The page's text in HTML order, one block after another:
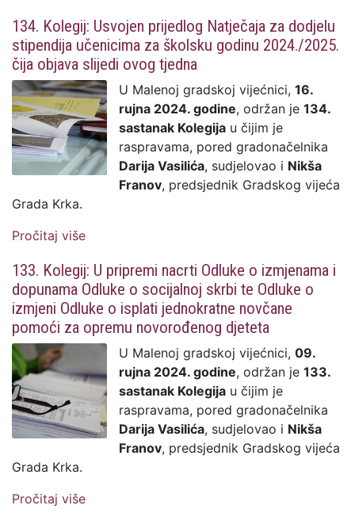
krčkim srednjoškolcima i studentima;
prihvaćen poziv za sudjelovanje u projektu
COMMITMENT
134. Kolegij: Usvojen prijedlog Natječaja za dodjelu
stipendija učenicima za školsku godinu 2024./2025.
čija objava slijedi ovog tjedna
U Malenoj gradskoj vijećnici, 16.
rujna 2024. godine, održan je 134.
sastanak Kolegija u čijim je
raspravama, pored gradonačelnika
Darija Vasilića, sudjelovao i Nikša
Franov, predsjednik Gradskog vijeća
Grada Krka.
Pročitaj više
godinu 2024./2025. čija objava slijedi
ovog tjedna
133. Kolegij: U pripremi nacrti Odluke o izmjenama i
dopunama Odluke o socijalnoj skrbi te Odluke o
izmjeni Odluke o isplati jednokratne novčane
pomoći za opremu novorođenog djeteta
U Malenoj gradskoj vijećnici, 09.
rujna 2024. godine, održan je 133.
sastanak Kolegija u čijim je
raspravama, pored gradonačelnika
Darija Vasilića, sudjelovao i Nikša
Franov, predsjednik Gradskog vijeća
Grada Krka.
Pročitaj više